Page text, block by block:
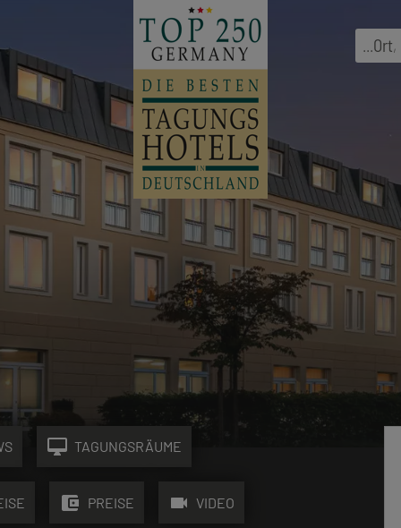
...Ort,
desktop_mac TAGUNGSRÄUME
account_balance_wallet PREISE videocam VIDEO